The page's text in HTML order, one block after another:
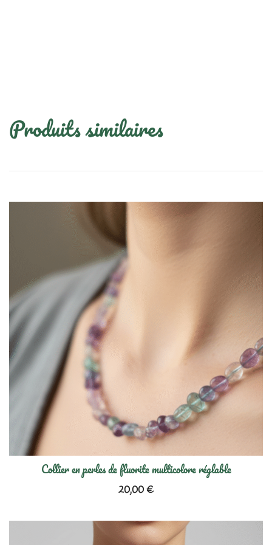
Produits similaires
Collier en perles de fluorite multicolore réglable
20,00€